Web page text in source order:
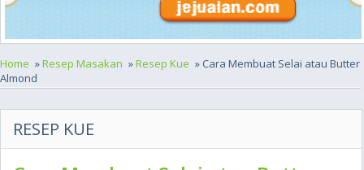
Home »Resep Masakan »Resep Kue » Cara Membuat Selai atau Butter
Almond
RESEP KUE